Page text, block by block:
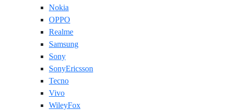
Nokia
OPPO
Realme
Samsung
Sony
SonyEricsson
Tecno
Vivo
WileyFox